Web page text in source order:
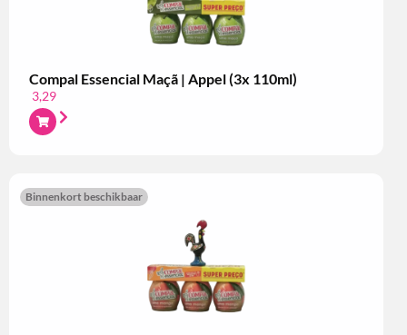
Compal Essencial Maçã | Appel (3x 110ml)
3,29
Binnenkort beschikbaar